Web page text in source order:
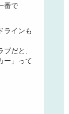
番で
ラインも
だと、
ー」って